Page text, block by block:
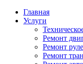
Главная
Услуги
Ремонт
Ремонт
Ремонт